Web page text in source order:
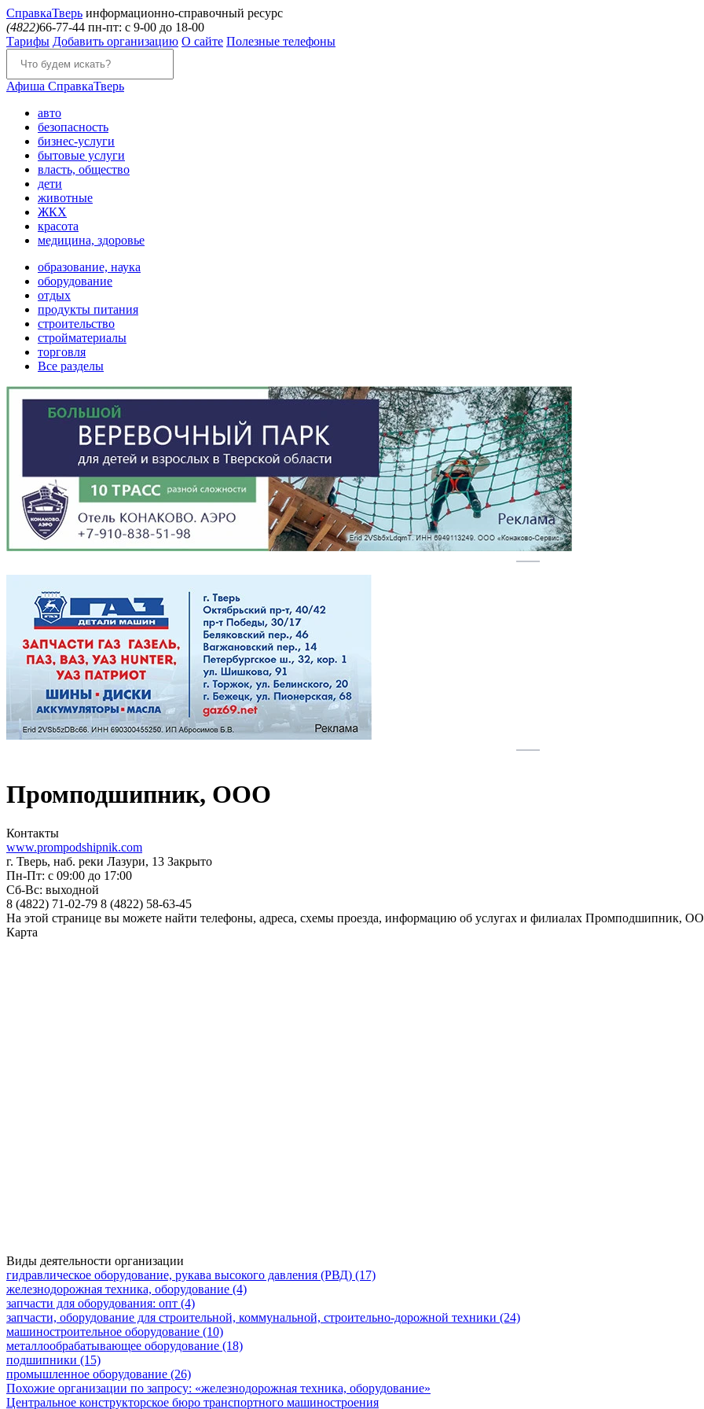
СправкаТверь информационно-справочный ресурс
(4822)66-77-44 пн-пт: с 9-00 до 18-00
Тарифы Добавить организацию О сайте Полезные телефоны
Афиша СправкаТверь
авто
безопасность
бизнес-услуги
бытовые услуги
власть, общество
дети
животные
ЖКХ
красота
медицина, здоровье
образование, наука
оборудование
отдых
продукты питания
строительство
стройматериалы
торговля
Все разделы
Промподшипник, ООО
Контакты
www.prompodshipnik.com
г. Тверь, наб. реки Лазури, 13 Закрыто
Пн-Пт: с 09:00 до 17:00
Сб-Вс: выходной
8 (4822) 71-02-79 8 (4822) 58-63-45
На этой странице вы можете найти телефоны, адреса, схемы проезда, информацию об услугах и филиалах Промподшипник,
Карта
Виды деятельности организации
гидравлическое оборудование, рукава высокого давления (РВД) (17)
железнодорожная техника, оборудование (4)
запчасти для оборудования: опт (4)
запчасти, оборудование для строительной, коммунальной, строительно-дорожной техники (24)
машиностроительное оборудование (10)
металлообрабатывающее оборудование (18)
подшипники (15)
промышленное оборудование (26)
Похожие организации по запросу: «железнодорожная техника, оборудование»
Центральное конструкторское бюро транспортного машиностроения